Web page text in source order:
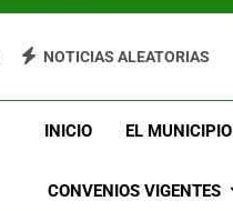
NOTICIAS ALEATORIAS
INICIO EL MUNICIPIO
CONVENIOS VIGENTES